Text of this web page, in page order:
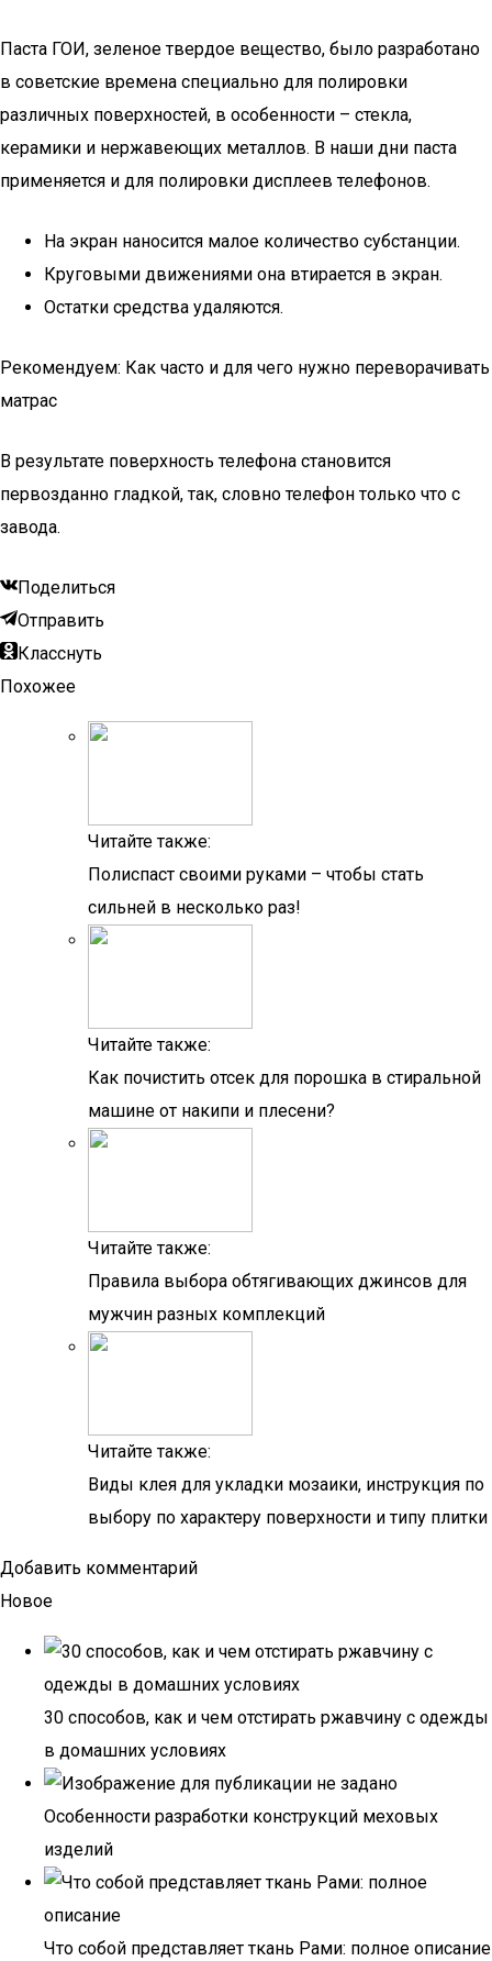
Паста ГОИ, зеленое твердое вещество, было разработано
в советские времена специально для полировки
различных поверхностей, в особенности – стекла,
керамики и нержавеющих металлов. В наши дни паста
применяется и для полировки дисплеев телефонов.
На экран наносится малое количество субстанции.
Круговыми движениями она втирается в экран.
Остатки средства удаляются.
Рекомендуем: Как часто и для чего нужно переворачивать
матрас
В результате поверхность телефона становится
первозданно гладкой, так, словно телефон только что с
завода.
Поделиться
Отправить
Класснуть
Похожее
Читайте также:
Полиспаст своими руками – чтобы стать
сильней в несколько раз!
Читайте также:
Как почистить отсек для порошка в стиральной
машине от накипи и плесени?
Читайте также:
Правила выбора обтягивающих джинсов для
мужчин разных комплекций
Читайте также:
Виды клея для укладки мозаики, инструкция по
выбору по характеру поверхности и типу плитки
Добавить комментарий
Новое
30 способов, как и чем отстирать ржавчину с одежды
в домашних условиях
Особенности разработки конструкций меховых
изделий
Что собой представляет ткань Рами: полное описание